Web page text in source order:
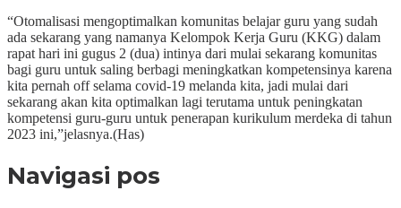
“Otomalisasi mengoptimalkan komunitas belajar guru yang sudah
ada sekarang yang namanya Kelompok Kerja Guru (KKG) dalam
rapat hari ini gugus 2 (dua) intinya dari mulai sekarang komunitas
bagi guru untuk saling berbagi meningkatkan kompetensinya karena
kita pernah off selama covid-19 melanda kita, jadi mulai dari
sekarang akan kita optimalkan lagi terutama untuk peningkatan
kompetensi guru-guru untuk penerapan kurikulum merdeka di tahun
2023 ini,”jelasnya.(Has)
Navigasi pos